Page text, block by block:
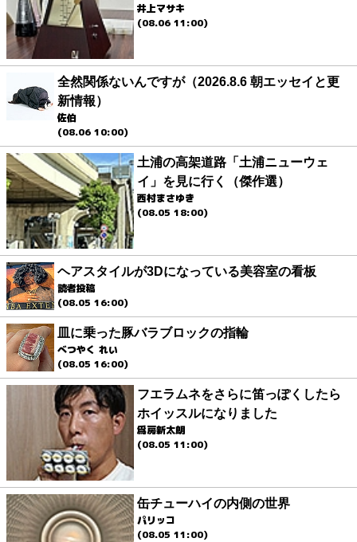
井上マサキ
(08.06 11:00)
全然関係ないんですが（2026.8.6 朝エッセイと更
新情報）
佐伯
(08.06 10:00)
土浦の高架道路「土浦ニューウェ
イ」を見に行く（傑作選）
西村まさゆき
(08.05 18:00)
ヘアスタイルが3Dになっている美容室の看板
読者投稿
(08.05 16:00)
皿に乗った豚バラブロックの指輪
べつやく れい
(08.05 16:00)
フエラムネをさらに笛っぽくしたら
ホイッスルになりました
爲房新太朗
(08.05 11:00)
缶チューハイの内側の世界
パリッコ
(08.05 11:00)